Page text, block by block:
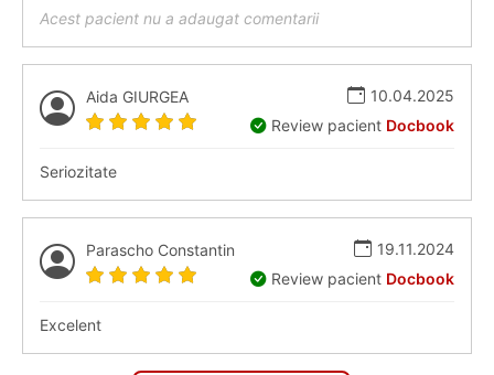
Acest pacient nu a adaugat comentarii
Aida GIURGEA
10.04.2025
Review pacient Docbook
Seriozitate
Parascho Constantin
19.11.2024
Review pacient Docbook
Excelent